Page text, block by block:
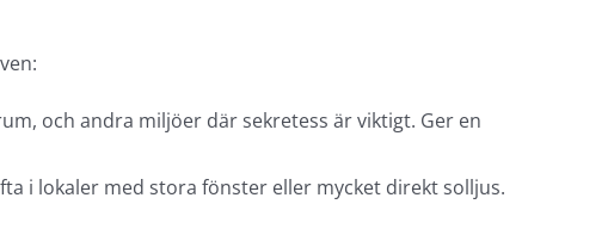
och andra miljöer där sekretess är viktigt. Ger en
i lokaler med stora fönster eller mycket direkt solljus.